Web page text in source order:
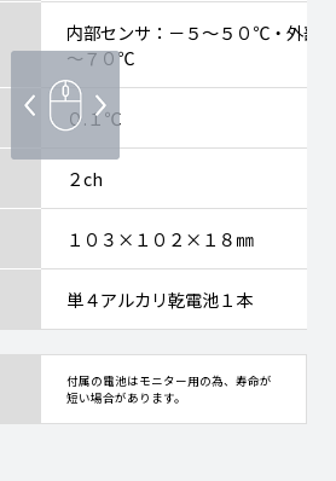
内部センサ：－５～５０℃・外部
～７０℃
０.１℃
２ch
１０３×１０２×１８㎜
単４アルカリ乾電池１本
付属の電池はモニター用の為、寿命が
短い場合があります。